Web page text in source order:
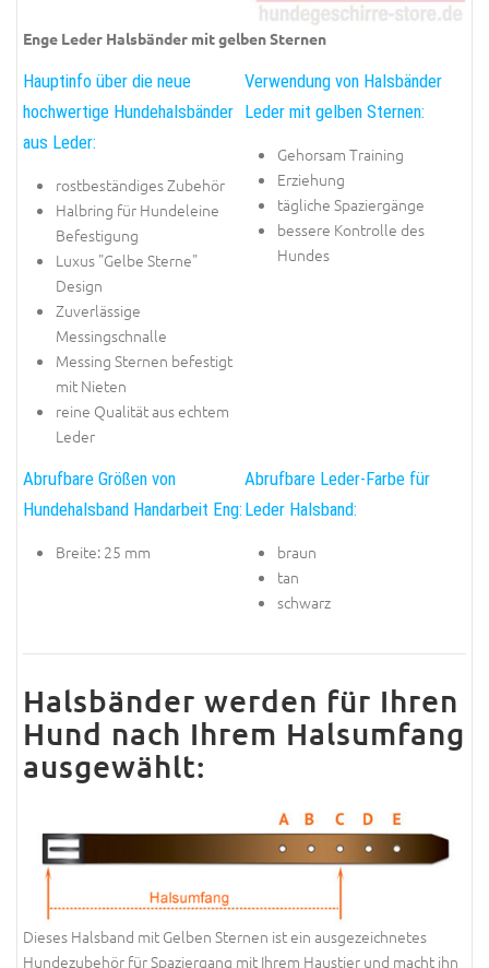
Enge Leder Halsbänder mit gelben Sternen
Hauptinfo über die neue
hochwertige Hundehalsbänder
aus Leder:
rostbeständiges Zubehör
Halbring für Hundeleine
Befestigung
Luxus "Gelbe Sterne"
Design
Zuverlässige
Messingschnalle
Messing Sternen befestigt
mit Nieten
reine Qualität aus echtem
Leder
Verwendung von Halsbänder
Leder mit gelben Sternen:
Gehorsam Training
Erziehung
tägliche Spaziergänge
bessere Kontrolle des
Hundes
Abrufbare Größen von
Hundehalsband Handarbeit Eng:
Breite: 25 mm
Abrufbare Leder-Farbe für
Leder Halsband:
braun
tan
schwarz
Halsbänder werden für Ihren
Hund nach Ihrem Halsumfang
ausgewählt:
Dieses Halsband mit Gelben Sternen ist ein ausgezeichnetes
Hundezubehör für Spaziergang mit Ihrem Haustier und macht ihn